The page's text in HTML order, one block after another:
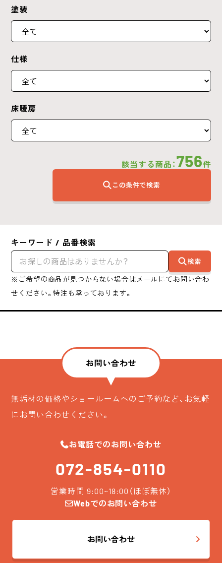
塗装
仕様
床暖房
該当する商品：756件
この条件で検索
キーワード / 品番検索
検索
※ご希望の商品が見つからない場合はメールにてお問い合わ
せください。特注も承っております。
お問い合わせ
無垢材の価格やショールームへのご予約など、お気軽
にお問い合わせください。
お電話でのお問い合わせ
072-854-0110
営業時間 9:00~18:00（ほぼ無休）
Webでのお問い合わせ
お問い合わせ